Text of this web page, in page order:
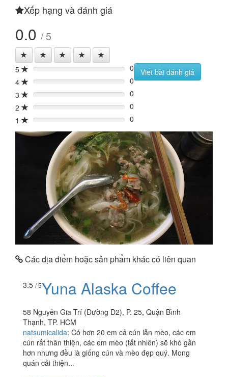
Xếp hạng và đánh giá
0.0 / 5
5 0%
0
4
0%
0
3
0%
0
2
0%
0
1
0% 0
Viết bài đánh giá
Các địa điểm hoặc sản phẩm khác có liên quan
3.5 / 5Yuna Alaska Coffee
58 Nguyễn Gia Trí (Đường D2), P. 25, Quận Bình
Thạnh, TP. HCM
natsumicalida: Có hơn 20 em cả cún lẫn mèo, các em
cún rất thân thiện, các em mèo (tất nhiên) sẽ khó gần
hơn nhưng đều là giống cún và mèo đẹp quý. Mong
quán cải thiện...